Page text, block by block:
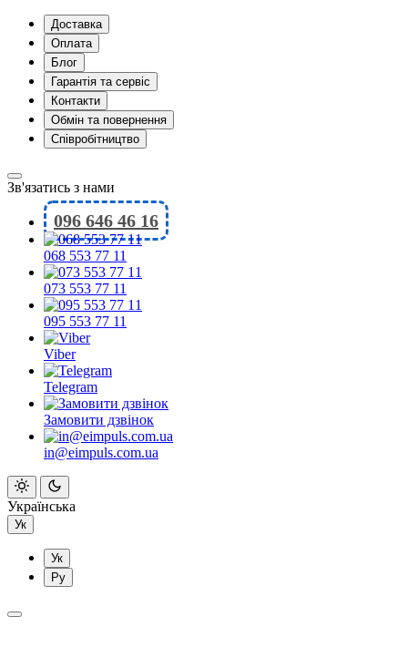
Доставка
Оплата
Блог
Гарантія та сервіс
Контакти
Обмін та повернення
Співробітництво
Зв'язатись з нами
096 646 46 16
068 553 77 11
073 553 77 11
095 553 77 11
Viber
Telegram
Замовити дзвінок
in@eimpuls.com.ua
Українська
Ук
Ук
Ру